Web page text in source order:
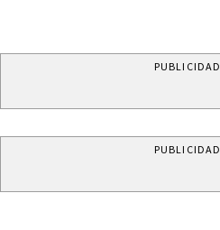
PUBLICIDAD
PUBLICIDAD